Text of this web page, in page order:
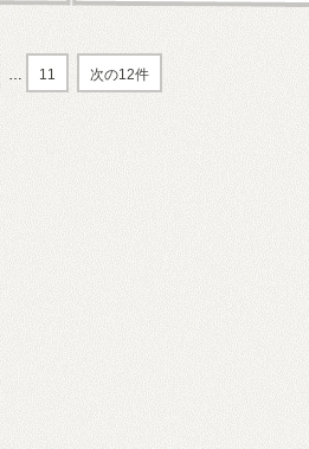
… 11 次の12件